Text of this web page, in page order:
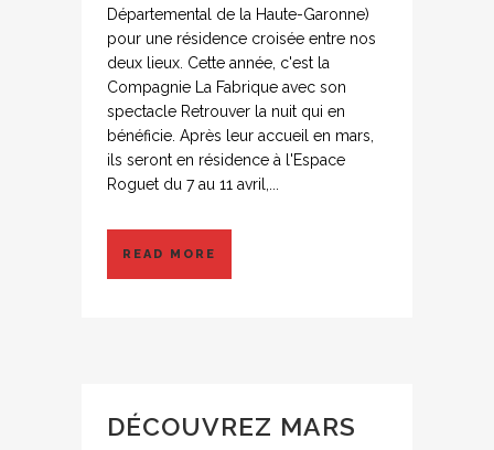
Départemental de la Haute-Garonne)
pour une résidence croisée entre nos
deux lieux. Cette année, c'est la
Compagnie La Fabrique avec son
spectacle Retrouver la nuit qui en
bénéficie. Après leur accueil en mars,
ils seront en résidence à l'Espace
Roguet du 7 au 11 avril,...
READ MORE
DÉCOUVREZ MARS